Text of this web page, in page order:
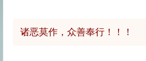
诸恶莫作，众善奉行！！！